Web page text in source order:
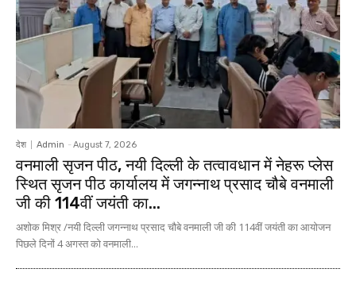
देश Admin - August 7, 2026
वनमाली सृजन पीठ, नयी दिल्ली के तत्वावधान में नेहरू प्लेस
स्थित सृजन पीठ कार्यालय में जगन्नाथ प्रसाद चौबे वनमाली
जी की 114वीं जयंती का...
अशोक मिश्र /नयी दिल्ली जगन्नाथ प्रसाद चौबे वनमाली जी की 114वीं जयंती का आयोजन
पिछले दिनों 4 अगस्त को वनमाली...